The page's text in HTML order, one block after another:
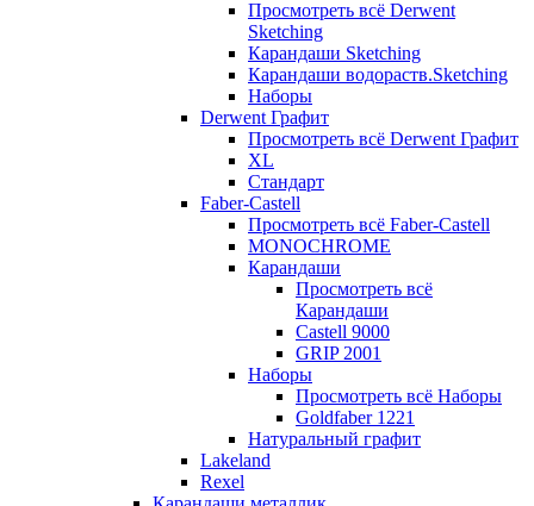
Просмотреть всё Derwent
Sketching
Карандаши Sketching
Карандаши водораств.Sketching
Наборы
Derwent Графит
Просмотреть всё Derwent Графит
XL
Стандарт
Faber-Castell
Просмотреть всё Faber-Castell
MONOCHROME
Карандаши
Просмотреть всё
Карандаши
Castell 9000
GRIP 2001
Наборы
Просмотреть всё Наборы
Goldfaber 1221
Натуральный графит
Lakeland
Rexel